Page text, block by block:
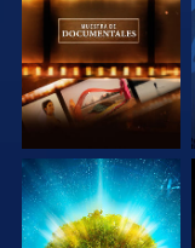
SERIES
EXPLORA LAS